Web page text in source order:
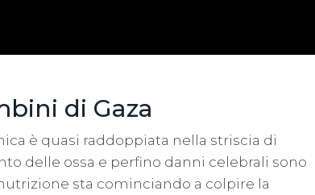
di Gaza
è quasi raddoppiata nella striscia di
delle ossa e perfino danni celebrali sono
sta cominciando a colpire la